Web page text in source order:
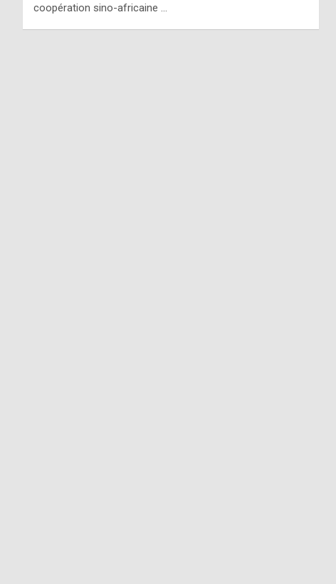
coopération sino-africaine …